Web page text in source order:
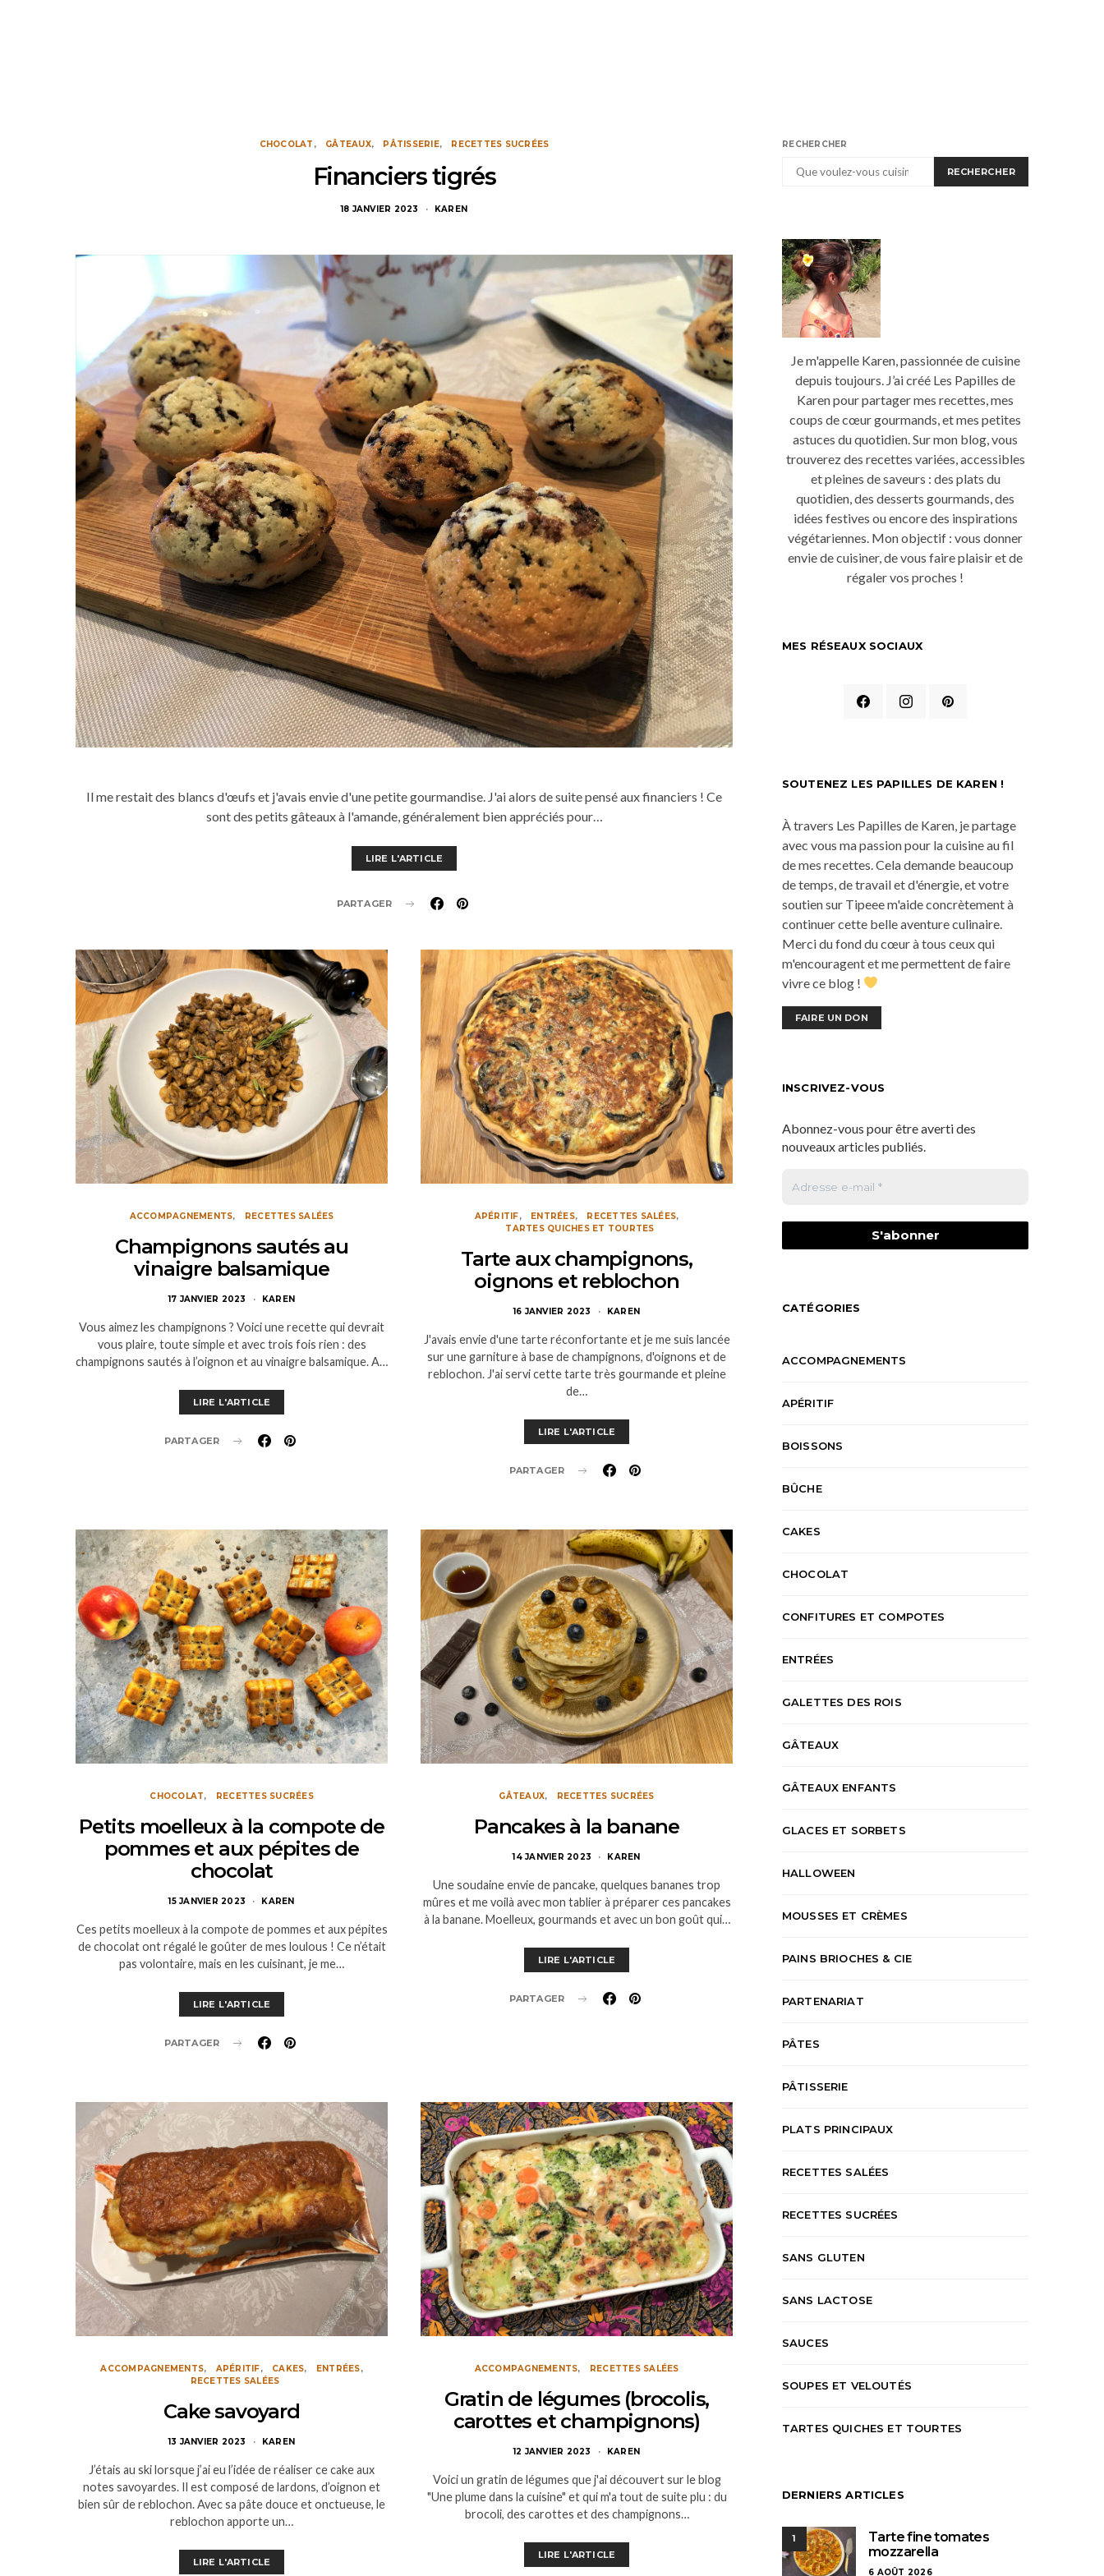
CHOCOLAT GÂTEAUX PÂTISSERIE RECETTES SUCRÉES
Financiers tigrés
18 JANVIER 2023 KAREN
Il me restait des blancs d'œufs et j'avais envie d'une petite gourmandise. J'ai alors de suite pensé aux financiers ! Ce
sont des petits gâteaux à l'amande, généralement bien appréciés pour…
LIRE L'ARTICLE
PARTAGER
ACCOMPAGNEMENTS RECETTES SALÉES
Champignons sautés au
vinaigre balsamique
17 JANVIER 2023 KAREN
Vous aimez les champignons ? Voici une recette qui devrait
vous plaire, toute simple et avec trois fois rien : des
champignons sautés à l’oignon et au vinaigre balsamique. A…
LIRE L'ARTICLE
PARTAGER
APÉRITIF ENTRÉES
RECETTES SALÉES
TARTES QUICHES ET TOURTES
Tarte aux champignons,
oignons et reblochon
16 JANVIER 2023 KAREN
J'avais envie d'une tarte réconfortante et je me suis lancée
sur une garniture à base de champignons, d'oignons et de
reblochon. J'ai servi cette tarte très gourmande et pleine
de…
LIRE L'ARTICLE
PARTAGER
CHOCOLAT RECETTES SUCRÉES
Petits moelleux à la compote de
pommes et aux pépites de
chocolat
15 JANVIER 2023 KAREN
Ces petits moelleux à la compote de pommes et aux pépites
de chocolat ont régalé le goûter de mes loulous ! Ce n’était
pas volontaire, mais en les cuisinant, je me…
LIRE L'ARTICLE
PARTAGER
GÂTEAUX RECETTES SUCRÉES
Pancakes à la banane
14 JANVIER 2023 KAREN
Une soudaine envie de pancake, quelques bananes trop
mûres et me voilà avec mon tablier à préparer ces pancakes
à la banane. Moelleux, gourmands et avec un bon goût qui…
LIRE L'ARTICLE
PARTAGER
ACCOMPAGNEMENTS APÉRITIF CAKES
ENTRÉES
RECETTES SALÉES
Cake savoyard
13 JANVIER 2023 KAREN
J’étais au ski lorsque j’ai eu l’idée de réaliser ce cake aux
notes savoyardes. Il est composé de lardons, d’oignon et
bien sûr de reblochon. Avec sa pâte douce et onctueuse, le
reblochon apporte un…
LIRE L'ARTICLE
ACCOMPAGNEMENTS RECETTES SALÉES
Gratin de légumes (brocolis,
carottes et champignons)
12 JANVIER 2023 KAREN
Voici un gratin de légumes que j'ai découvert sur le blog
"Une plume dans la cuisine" et qui m'a tout de suite plu : du
brocoli, des carottes et des champignons…
LIRE L'ARTICLE
RECHERCHER
RECHERCHER
Je m'appelle Karen, passionnée de cuisine
depuis toujours. J’ai créé Les Papilles de
Karen pour partager mes recettes, mes
coups de cœur gourmands, et mes petites
astuces du quotidien. Sur mon blog, vous
trouverez des recettes variées, accessibles
et pleines de saveurs : des plats du
quotidien, des desserts gourmands, des
idées festives ou encore des inspirations
végétariennes. Mon objectif : vous donner
envie de cuisiner, de vous faire plaisir et de
régaler vos proches !
MES RÉSEAUX SOCIAUX
SOUTENEZ LES PAPILLES DE KAREN !
À travers Les Papilles de Karen, je partage
avec vous ma passion pour la cuisine au fil
de mes recettes. Cela demande beaucoup
de temps, de travail et d'énergie, et votre
soutien sur Tipeee m'aide concrètement à
continuer cette belle aventure culinaire.
Merci du fond du cœur à tous ceux qui
m'encouragent et me permettent de faire
vivre ce blog !
FAIRE UN DON
INSCRIVEZ-VOUS
Abonnez-vous pour être averti des
nouveaux articles publiés.
CATÉGORIES
ACCOMPAGNEMENTS
APÉRITIF
BOISSONS
BÛCHE
CAKES
CHOCOLAT
CONFITURES ET COMPOTES
ENTRÉES
GALETTES DES ROIS
GÂTEAUX
GÂTEAUX ENFANTS
GLACES ET SORBETS
HALLOWEEN
MOUSSES ET CRÈMES
PAINS BRIOCHES & CIE
PARTENARIAT
PÂTES
PÂTISSERIE
PLATS PRINCIPAUX
RECETTES SALÉES
RECETTES SUCRÉES
SANS GLUTEN
SANS LACTOSE
SAUCES
SOUPES ET VELOUTÉS
TARTES QUICHES ET TOURTES
DERNIERS ARTICLES
1
Tarte fine tomates
mozzarella
6 AOÛT 2026